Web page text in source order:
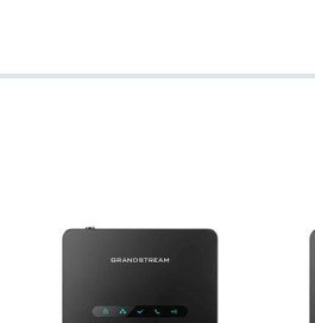
تبدیل شود. در صورت نیاز به اطلاعات
دستگاه‌های آنالوگ به بست شبکه را تامین